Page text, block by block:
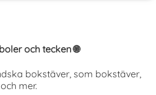
och tecken 🌐
bokstäver, som bokstäver,
mer.